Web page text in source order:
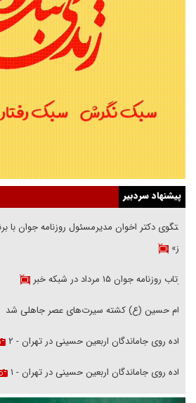
پیشنهاد سردبیر
گفتگوی دکتر اخوان مدیرمسئول روزنامه جوان با
هرمز»
بازتاب روزنامه جوان ۱۵ مرداد در شبکه خبر
امام حسین (ع) کشته سیرت‌های عصر جاهلی شد
پیاده روی جاماندگان اربعین حسینی در تهران - ۲
پیاده روی جاماندگان اربعین حسینی در تهران - ۱